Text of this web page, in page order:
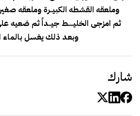
وملعقه القشطه الكبيــرة وملعقه
ثم امزجى الخليـــــط جيــداً ثم ضعيه
وبعد ذلك يغسل بالماء
شارك